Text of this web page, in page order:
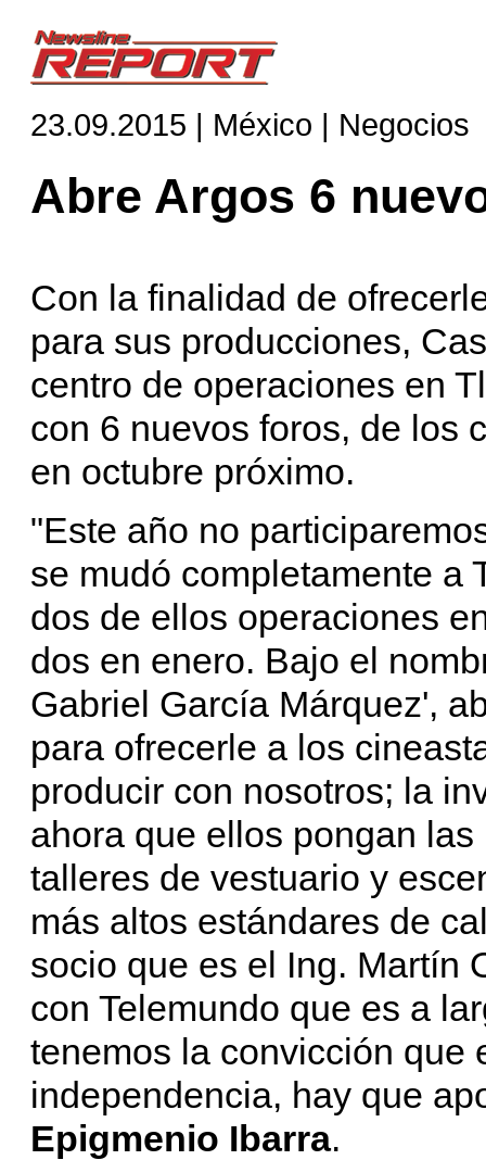
23.09.2015 | México | Negocios
Abre Argos 6
Con la finalidad de
para sus producciones,
centro de operaciones en
con 6 nuevos foros, de los
en octubre próximo.
"Este año no
se mudó completamente a
dos de ellos operaciones
dos en enero. Bajo el
Gabriel García Márquez',
para ofrecerle a los
producir con nosotros; la
ahora que ellos pongan
talleres de vestuario y
más altos estándares de
socio que es el Ing. Martín
con Telemundo que es a
tenemos la convicción que
independencia, hay que
Epigmenio Ibarra.